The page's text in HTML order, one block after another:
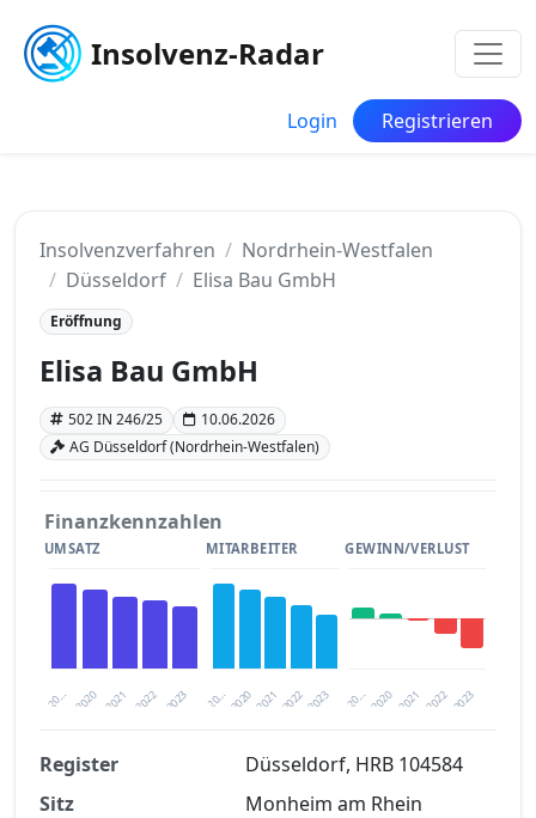
Insolvenz-Radar
Login Registrieren
Insolvenzverfahren
Nordrhein-Westfalen
Düsseldorf
Elisa Bau GmbH
Eröffnung
Elisa Bau GmbH
502 IN 246/25
10.06.2026
AG Düsseldorf (Nordrhein-Westfalen)
Finanzkennzahlen
UMSATZ
20… 2021 2023
2020 2022
MITARBEITER
20… 2021 2023
2020 2022
GEWINN/VERLUST
20… 2021 2023
2020 2022
Finanzkennzahlen nach kostenloser
Register
Düsseldorf, HRB 104584
Sitz
Monheim am Rhein